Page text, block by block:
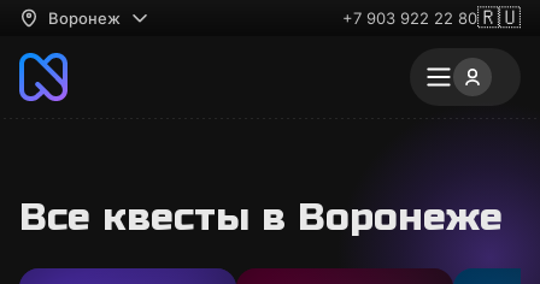
Воронеж +7 903 922 22 80🇷🇺
Все квесты в Воронеже